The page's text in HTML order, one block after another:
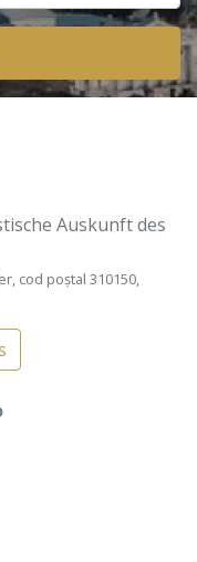
Auskunft des
cod poștal 310150,